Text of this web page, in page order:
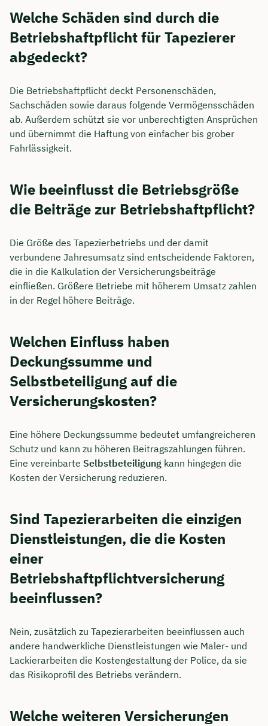
Welche Schäden sind durch die
Betriebshaftpflicht für Tapezierer
abgedeckt?
Die Betriebshaftpflicht deckt Personenschäden,
Sachschäden sowie daraus folgende Vermögensschäden
ab. Außerdem schützt sie vor unberechtigten Ansprüchen
und übernimmt die Haftung von einfacher bis grober
Fahrlässigkeit.
Wie beeinflusst die Betriebsgröße
die Beiträge zur Betriebshaftpflicht?
Die Größe des Tapezierbetriebs und der damit
verbundene Jahresumsatz sind entscheidende Faktoren,
die in die Kalkulation der Versicherungsbeiträge
einfließen. Größere Betriebe mit höherem Umsatz zahlen
in der Regel höhere Beiträge.
Welchen Einfluss haben
Deckungssumme und
Selbstbeteiligung auf die
Versicherungskosten?
Eine höhere Deckungssumme bedeutet umfangreicheren
Schutz und kann zu höheren Beitragszahlungen führen.
Eine vereinbarte Selbstbeteiligung kann hingegen die
Kosten der Versicherung reduzieren.
Sind Tapezierarbeiten die einzigen
Dienstleistungen, die die Kosten
einer
Betriebshaftpflichtversicherung
beeinflussen?
Nein, zusätzlich zu Tapezierarbeiten beeinflussen auch
andere handwerkliche Dienstleistungen wie Maler- und
Lackierarbeiten die Kostengestaltung der Police, da sie
das Risikoprofil des Betriebs verändern.
Welche weiteren Versicherungen